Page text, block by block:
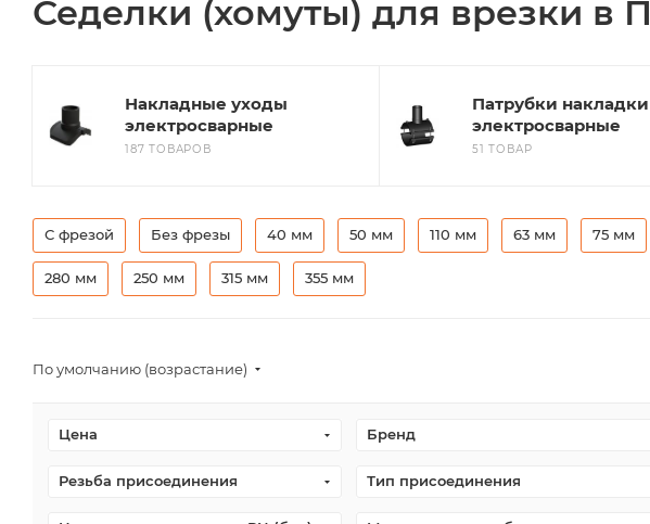
Седелки (хомуты) для врезки в
Накладные уходы
электросварные
187 ТОВАРОВ
Патрубки накладки
электросварные
51 ТОВАР
С фрезой Без фрезы 40 мм 50 мм 110 мм 63 мм 75 мм
280 мм 250 мм 315 мм 355 мм
По умолчанию (возрастание)
Цена Бренд
Резьба присоединения Тип присоединения